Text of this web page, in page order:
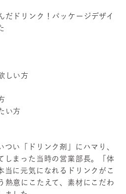
だドリンク！パッケージデザイ
しい方
い方
つい「ドリンク剤」にハマり、
しまった当時の営業部長。「体
当に元気になれるドリンクがこ
熱意にこたえて、素材にこだわ